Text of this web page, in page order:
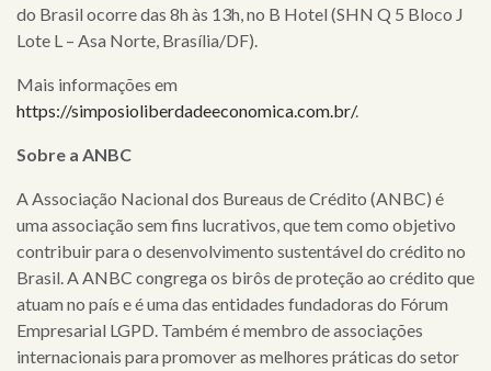
do Brasil ocorre das 8h às 13h, no B Hotel (SHN Q 5 Bloco J
Lote L – Asa Norte, Brasília/DF).
Mais informações em
https://simposioliberdadeeconomica.com.br/.
Sobre a ANBC
A Associação Nacional dos Bureaus de Crédito (ANBC) é
uma associação sem fins lucrativos, que tem como objetivo
contribuir para o desenvolvimento sustentável do crédito no
Brasil. A ANBC congrega os birôs de proteção ao crédito que
atuam no país e é uma das entidades fundadoras do Fórum
Empresarial LGPD. Também é membro de associações
internacionais para promover as melhores práticas do setor